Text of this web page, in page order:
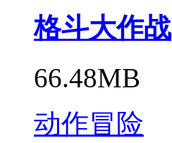
格斗大作战
66.48MB
动作冒险